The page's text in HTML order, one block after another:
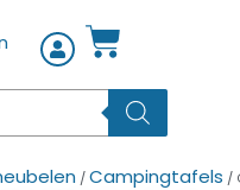
/Campingtafels /